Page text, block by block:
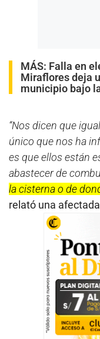
MÁS: Falla en
Miraflores deja
municipio bajo
“Nos dicen que
único que nos ha
es que ellos están
abastecer de
la cisterna o de
relató una